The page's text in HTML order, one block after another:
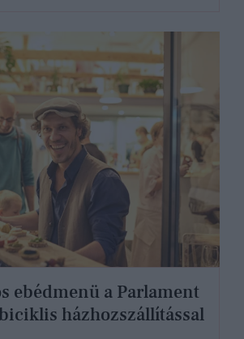
ebédmenü a Parlament
házhozszállítással